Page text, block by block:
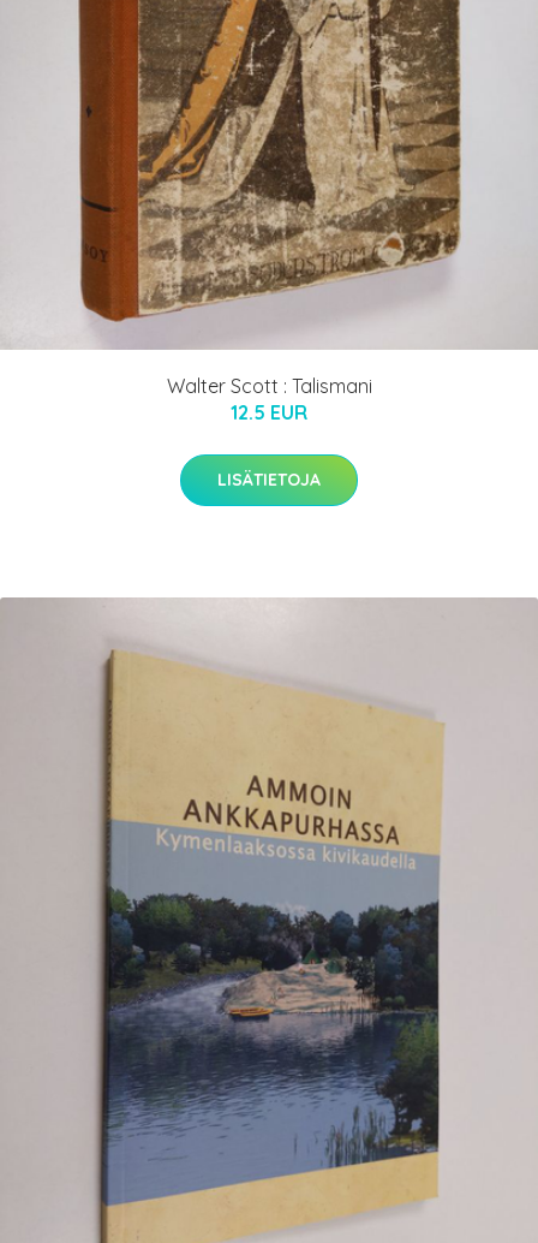
Walter Scott : Talismani
12.5 EUR
LISÄTIETOJA